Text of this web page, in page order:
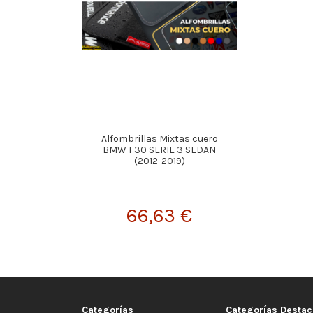
Alfombrillas Mixtas cuero
BMW F30 SERIE 3 SEDAN
(2012-2019)
66,63 €
Categorías Categorías